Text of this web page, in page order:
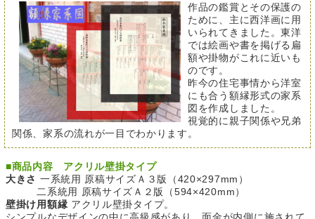
作品の鑑賞とその保護の
ために、主に西洋画に用
いられてきました。東洋
では絵画や書を掲げる扁
額や掛物がこれに近いも
のです。
昨今の住宅事情から洋室
にも合う額縁形式の家系
図を作成しました。
視覚的に親子関係や兄弟
関係、家系の流れが一目でわかります。
■商品内容 アクリル壁掛タイプ
大きさ 一系統用 原稿サイズＡ３版（420×297mm）
二系統用 原稿サイズＡ２版（594×420mm）
壁掛け用額縁 アクリル壁掛タイプ。
シンプルなデザインの中に高級感があり、面金が内側に施されて